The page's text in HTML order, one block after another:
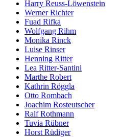
Harry Reuss-Löwenstein
Werner Richter
Fuad Rifka
Wolfgang Rihm
Monika Rinck
Luise Rinser
Henning Ritter
Lea Ritter-Santini
Marthe Robert
Kathrin Röggla
Otto Rombach
Joachim Rosteutscher
Ralf Rothmann
Tuvia Rübner
Horst Rüdiger